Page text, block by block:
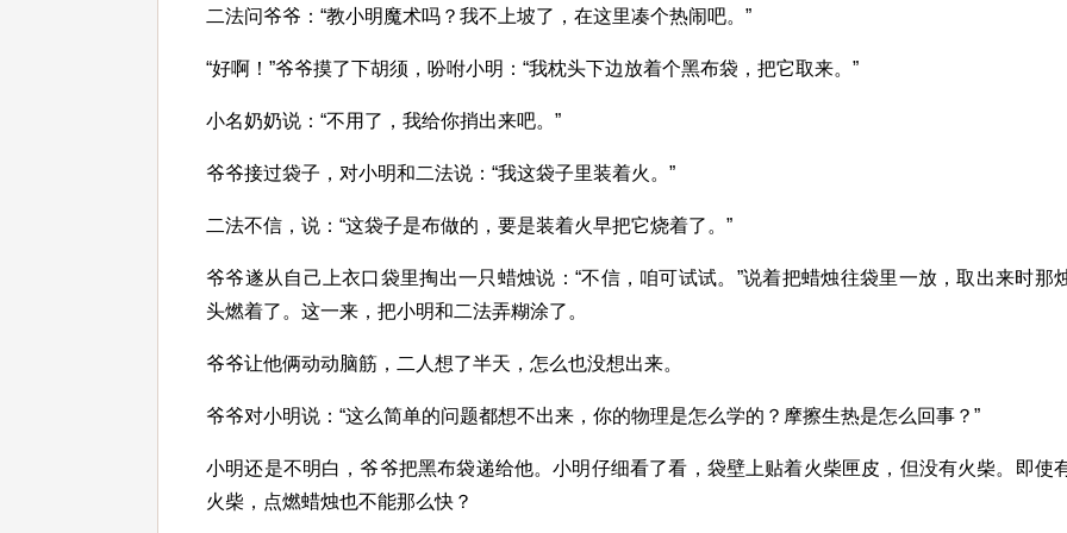
二法问爷爷：“教小明魔术吗？我不上坡了，在这里凑个热闹吧。”
“好啊！”爷爷摸了下胡须，吩咐小明：“我枕头下边放着个黑布袋，把它取来。”
小名奶奶说：“不用了，我给你捎出来吧。”
爷爷接过袋子，对小明和二法说：“我这袋子里装着火。”
二法不信，说：“这袋子是布做的，要是装着火早把它烧着了。”
爷爷遂从自己上衣口袋里掏出一只蜡烛说：“不信，咱可试试。”说着把蜡烛往袋里一放，取出来时那
头燃着了。这一来，把小明和二法弄糊涂了。
爷爷让他俩动动脑筋，二人想了半天，怎么也没想出来。
爷爷对小明说：“这么简单的问题都想不出来，你的物理是怎么学的？摩擦生热是怎么回事？”
小明还是不明白，爷爷把黑布袋递给他。小明仔细看了看，袋壁上贴着火柴匣皮，但没有火柴。即使
火柴，点燃蜡烛也不能那么快？